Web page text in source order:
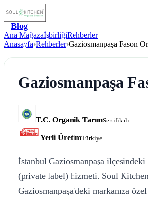
Blog
Ana MağazaİşbirliğiRehberler
Anasayfa›Rehberler›Gaziosmanpaşa Fason
Gaziosmanpaşa
T.C. Organik TarımSertifikalı
Yerli ÜretimTürkiye
İstanbul Gaziosmanpaşa
(private label) hizmeti. Soul
Gaziosmanpaşa'deki markanıza